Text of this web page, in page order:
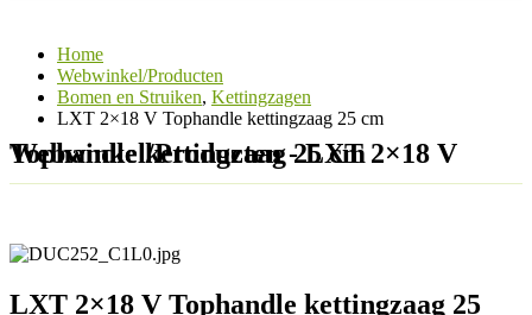
Home
Webwinkel/Producten
Bomen en Struiken, Kettingzagen
LXT 2×18 V Tophandle kettingzaag 25 cm
Webwinkel/Producten - LXT 2×18 V Tophandle kettingzaag 25 cm
LXT 2×18 V Tophandle kettingzaag 25